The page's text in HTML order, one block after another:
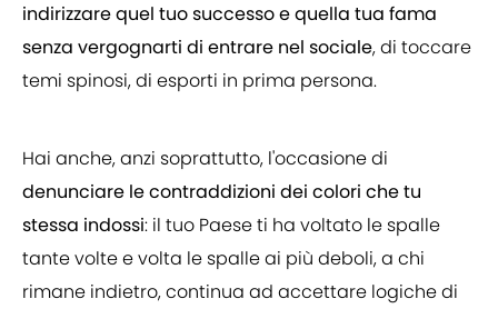
indirizzare quel tuo successo e quella tua fama
senza vergognarti di entrare nel sociale, di toccare
temi spinosi, di esporti in prima persona.
Hai anche, anzi soprattutto, l'occasione di
denunciare le contraddizioni dei colori che tu
stessa indossi: il tuo Paese ti ha voltato le spalle
tante volte e volta le spalle ai più deboli, a chi
rimane indietro, continua ad accettare logiche di